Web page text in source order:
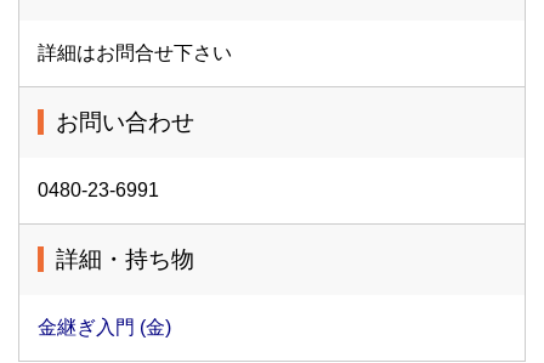
詳細はお問合せ下さい
お問い合わせ
0480-23-6991
詳細・持ち物
金継ぎ入門 (金)